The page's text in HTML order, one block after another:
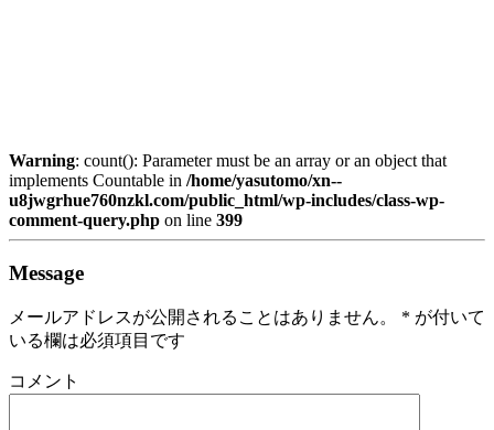
Warning: count(): Parameter must be an array or an object that
implements Countable in /home/yasutomo/xn--
u8jwgrhue760nzkl.com/public_html/wp-includes/class-wp-
comment-query.php on line 399
Message
メールアドレスが公開されることはありません。 * が付いて
いる欄は必須項目です
コメント